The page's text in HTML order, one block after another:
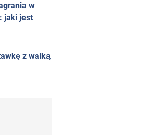
w
jaki jest
z walką